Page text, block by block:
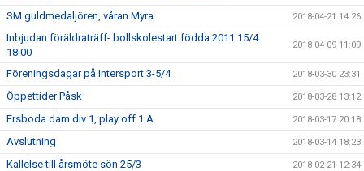
SM guldmedaljören, våran Myra 2018-04-21 14:26
Inbjudan föräldraträff- bollskolestart födda 2011 15/4
18.00
2018-04-09 11:09
Föreningsdagar på Intersport 3-5/4 2018-03-30 23:31
Öppettider Påsk 2018-03-28 13:12
Ersboda dam div 1, play off 1 A 2018-03-17 20:18
Avslutning 2018-03-14 18:23
Kallelse till årsmöte sön 25/3 2018-02-21 12:34